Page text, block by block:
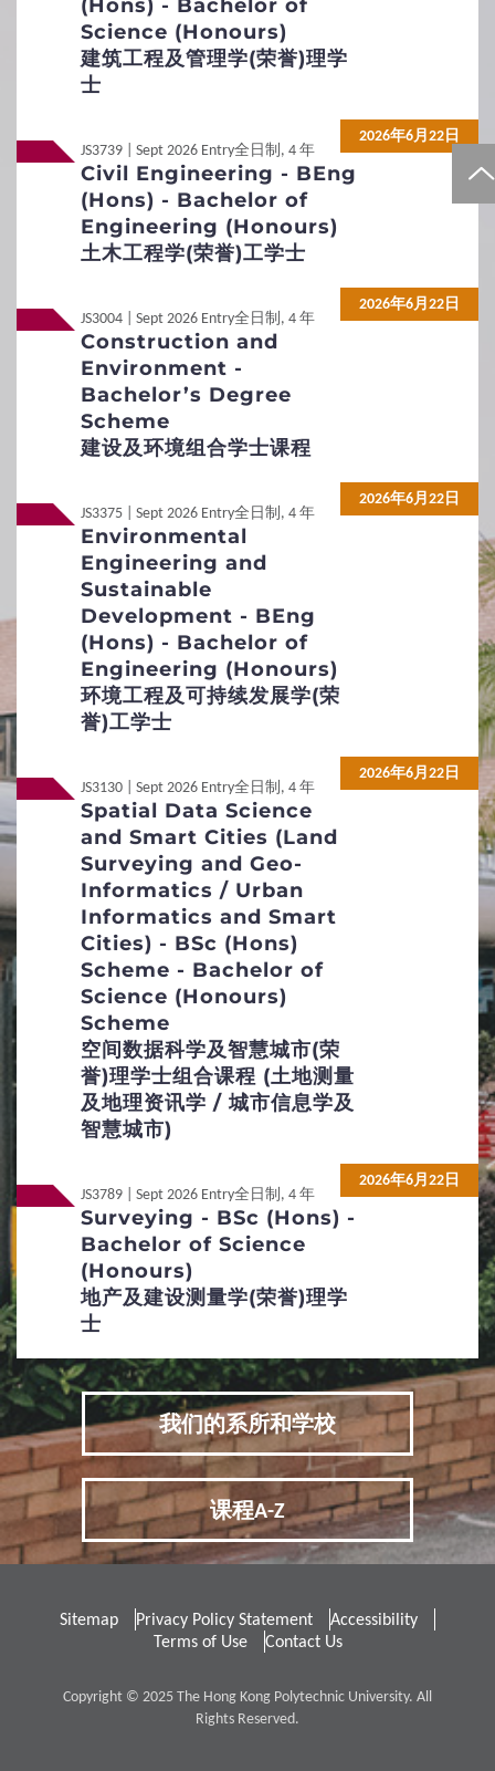
基本入学资格 入学要求总览
2 入学申请
非本地申请人的定义 未满十八岁的学生
所需附加文件 查询方法
网上申请及程序示范
3 专才招生计划
4 招生政策
本科组合学士课程 课程特色
身体有残障及疾病人士 双重学籍
重新入学
5 费用/奖学金
政府资助课程的学费
其他费用及学习支出
6 常见问题
常见问题
(Hons) - Bachelor of
Science (Honours)
建筑工程及管理学(荣誉)理学
士
JS3739 | Sept 2026 Entry全日制, 4 年
Civil Engineering - BEng
(Hons) - Bachelor of
Engineering (Honours)
土木工程学(荣誉)工学士
2026年6月22日
JS3004 | Sept 2026 Entry全日制, 4 年
Construction and
Environment -
Bachelor’s Degree
Scheme
建设及环境组合学士课程
2026年6月22日
JS3375 | Sept 2026 Entry全日制, 4 年
Environmental
Engineering and
Sustainable
Development - BEng
(Hons) - Bachelor of
Engineering (Honours)
环境工程及可持续发展学(荣
誉)工学士
2026年6月22日
JS3130 | Sept 2026 Entry全日制, 4 年
Spatial Data Science
and Smart Cities (Land
Surveying and Geo-
Informatics / Urban
Informatics and Smart
Cities) - BSc (Hons)
Scheme - Bachelor of
Science (Honours)
Scheme
空间数据科学及智慧城市(荣
誉)理学士组合课程 (土地测量
及地理资讯学 / 城市信息学及
智慧城市)
2026年6月22日
JS3789 | Sept 2026 Entry全日制, 4 年
Surveying - BSc (Hons) -
Bachelor of Science
(Honours)
地产及建设测量学(荣誉)理学
士
2026年6月22日
我们的系所和学校
课程A-Z
Sitemap Privacy Policy Statement
Accessibility
Terms of Use
Contact Us
Copyright © 2025 The Hong Kong Polytechnic University. All
Rights Reserved.